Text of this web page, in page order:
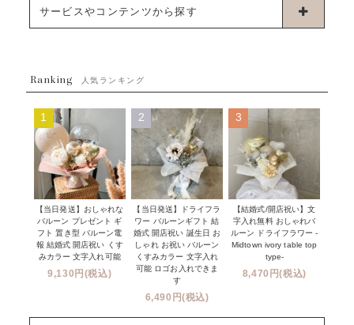
ブーケタイプバルーン
ムーンリットバルーン
コンフェッティバルーン
フリンジバルーン
デコレーションセット
プロップスバルーン
オプション
成人式・卒業式・入学式バルーンブーケ
お誕生日
開店・周年祝い
発表会・劇場
その他お祝い
クリスマス
新商品
~３０００円
サービスやコンテンツから探す
発送について
Q&A
メッセージカード・電報について
オーダーメイドについて
セミオーダーについて
フリンジバルーンについて
コンフェッティバルーンについて
Ranking 人気ランキング
1
【当日発送】おしゃれな
バルーン プレゼント ギ
フト 置き型 バルーン電
報 結婚式 開店祝い くす
みカラー 文字入れ可能
9,130円(税込)
2
【当日発送】ドライフラ
ワー バルーンギフト 結
婚式 開店祝い 誕生日 お
しゃれ お祝い バルーン
くすみカラー 文字入れ
可能 ロゴお入れできま
す
6,490円(税込)
3
【結婚式/開店祝い】文
字入れ無料 おしゃれバ
ルーン ドライフラワー -
Midtown ivory table top
type-
8,470円(税込)